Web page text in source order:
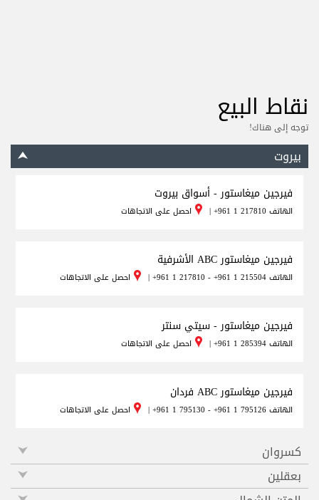
نقاط البيع
توجه إلى هناك!
بيروت
فيرجين ميغاستور - أسواق بيروت
الهاتف +961 1 217810
| احصل على الاتجاهات
فيرجين ميغاستور ABC الأشرفية
الهاتف+961 1 217810 - +961 1 215504
| احصل على الاتجاهات
فيرجين ميغاستور - سيتي سنتر
الهاتف+961 1 285394
| احصل على الاتجاهات
فيرجين ميغاستور ABC فردان
الهاتف+961 1 795130 - +961 1 795126
| احصل على الاتجاهات
كسروان
بعقلين